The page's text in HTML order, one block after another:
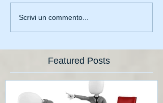
Scrivi un commento...
Featured Posts